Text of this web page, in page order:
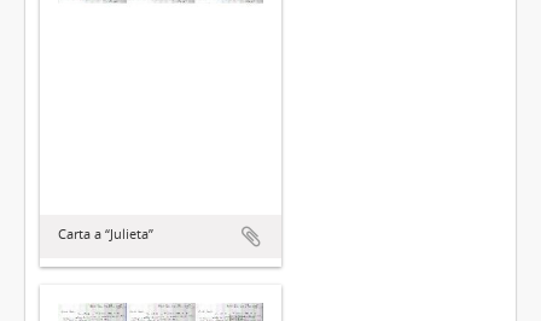
Carta a “Julieta”